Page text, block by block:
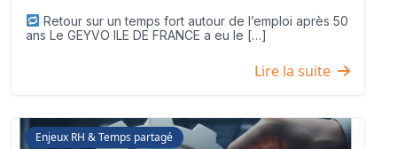
Retour sur un temps fort autour de l’emploi après 50
ans Le GEYVO ILE DE FRANCE a eu le […]
Lire la suite
Enjeux RH & Temps partagé